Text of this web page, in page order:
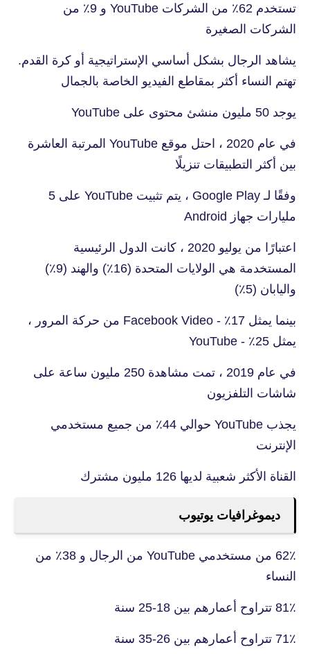
تستخدم 62٪ من الشركات YouTube و 9٪ من
الشركات الصغيرة
يشاهد الرجال بشكل أساسي الإستراتيجية أو كرة القدم.
تهتم النساء أكثر بمقاطع الفيديو الخاصة بالجمال
يوجد 50 مليون منشئ محتوى على YouTube
في عام 2020 ، احتل موقع YouTube المرتبة العاشرة
بين أكثر التطبيقات تنزيلًا
وفقًا لـ Google Play ، يتم تثبيت YouTube على 5
مليارات جهاز Android
اعتبارًا من يوليو 2020 ، كانت الدول الرئيسية
المستخدمة هي الولايات المتحدة (16٪) والهند (9٪)
واليابان (5٪)
بينما يمثل Facebook Video - ٪17 من حركة المرور ،
يمثل YouTube - ٪25
في عام 2019 ، تمت مشاهدة 250 مليون ساعة على
شاشات التلفزيون
يجذب YouTube حوالي 44٪ من جميع مستخدمي
الإنترنت
القناة الأكثر شعبية لديها 126 مليون مشترك
ديموغرافيات يوتيوب
62٪ من مستخدمي YouTube من الرجال و 38٪ من
النساء
81٪ تتراوح أعمارهم بين 18-25 سنة
71٪ تتراوح أعمارهم بين 26-35 سنة